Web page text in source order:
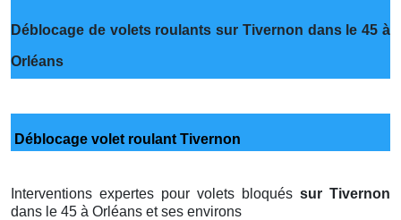
Déblocage de volets roulants sur Tivernon dans le 45 à
Orléans
Déblocage volet roulant Tivernon
Interventions expertes pour volets bloqués sur Tivernon
dans le 45 à Orléans et ses environs